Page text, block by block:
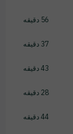
56 دقیقه
37 دقیقه
43 دقیقه
28 دقیقه
44 دقیقه